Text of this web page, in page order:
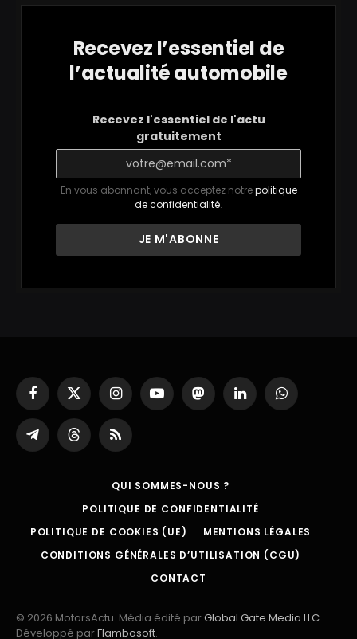
Recevez l’essentiel de
l’actualité automobile
Recevez l'essentiel de l'actu
gratuitement
En vous abonnant, vous acceptez notrepolitique
de confidentialité.
Facebook
X
(Twitter)
InstagramYouTubeMastodonLinkedInWhatsApp
Partager
sur
ThreadsRSS
QUI SOMMES-NOUS ?
POLITIQUE DE CONFIDENTIALITÉ
POLITIQUE DE COOKIES (UE)
MENTIONS LÉGALES
CONDITIONS GÉNÉRALES D’UTILISATION (CGU)
CONTACT
© 2026 MotorsActu. Média édité parGlobal Gate Media LLC.
Développé parFlambosoft.